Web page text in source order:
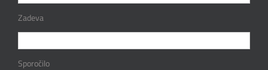
Zadeva
Sporočilo